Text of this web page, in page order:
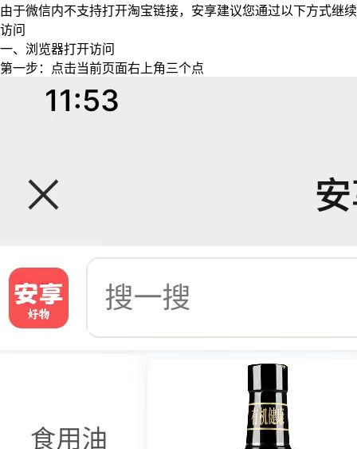
由于微信内不支持打开淘宝链接，安享建议您通过以下方式继续
访问
一、浏览器打开访问
第一步：点击当前页面右上角三个点